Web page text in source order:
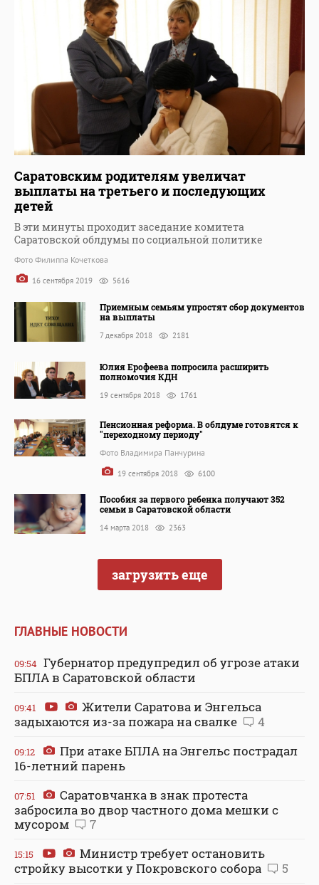
Саратовским родителям увеличат
выплаты на третьего и последующих
детей
В эти минуты проходит заседание комитета
Саратовской облдумы по социальной политике
Фото Филиппа Кочеткова
16 сентября 2019 5616
Приемным семьям упростят сбор документов
на выплаты
7 декабря 2018 2181
Юлия Ерофеева попросила расширить
полномочия КДН
19 сентября 2018 1761
Пенсионная реформа. В облдуме готовятся к
"переходному периоду"
Фото Владимира Панчурина
19 сентября 2018 6100
Пособия за первого ребенка получают 352
семьи в Саратовской области
14 марта 2018 2363
загрузить еще
ГЛАВНЫЕ НОВОСТИ
09:54 Губернатор предупредил об угрозе атаки
БПЛА в Саратовской области
09:41
Жители Саратова и Энгельса
задыхаются из-за пожара на свалке
4
09:12
При атаке БПЛА на Энгельс пострадал
16-летний парень
07:51
Саратовчанка в знак протеста
забросила во двор частного дома мешки с
мусором
7
15:15
Министр требует остановить
стройку высотки у Покровского собора
5